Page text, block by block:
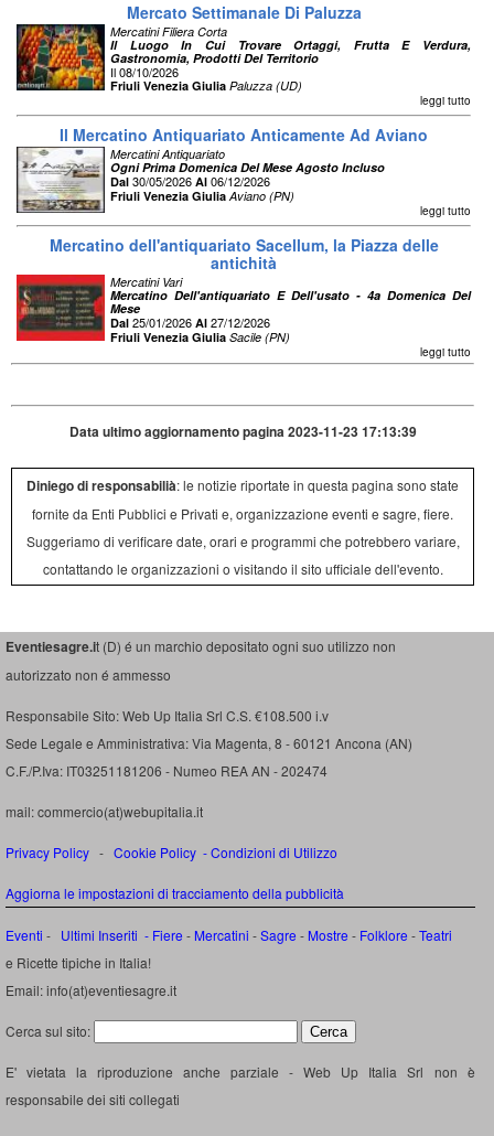
Mercato Settimanale Di Paluzza
Mercatini Filiera Corta
Il Luogo In Cui Trovare Ortaggi, Frutta E Verdura,
Gastronomia, Prodotti Del Territorio
Il 08/10/2026
Friuli Venezia Giulia Paluzza (UD)
leggi tutto
Il Mercatino Antiquariato Anticamente Ad Aviano
Mercatini Antiquariato
Ogni Prima Domenica Del Mese Agosto Incluso
Dal 30/05/2026 Al 06/12/2026
Friuli Venezia Giulia Aviano (PN)
leggi tutto
Mercatino dell'antiquariato Sacellum, la Piazza delle
antichità
Mercatini Vari
Mercatino Dell'antiquariato E Dell'usato - 4a Domenica Del
Mese
Dal 25/01/2026 Al 27/12/2026
Friuli Venezia Giulia Sacile (PN)
leggi tutto
Data ultimo aggiornamento pagina 2023-11-23 17:13:39
Diniego di responsabilià: le notizie riportate in questa pagina sono state
fornite da Enti Pubblici e Privati e, organizzazione eventi e sagre, fiere.
Suggeriamo di verificare date, orari e programmi che potrebbero variare,
contattando le organizzazioni o visitando il sito ufficiale dell'evento.
Eventiesagre.it (D) é un marchio depositato ogni suo utilizzo non
autorizzato non é ammesso
Responsabile Sito: Web Up Italia Srl C.S. €108.500 i.v
Sede Legale e Amministrativa: Via Magenta, 8 - 60121 Ancona (AN)
C.F./P.Iva: IT03251181206 - Numeo REA AN - 202474
mail: commercio(at)webupitalia.it
Privacy Policy - Cookie Policy -Condizioni di Utilizzo
Aggiorna le impostazioni di tracciamento della pubblicità
Eventi - Ultimi Inseriti - Fiere - Mercatini -Sagre - Mostre - Folklore -Teatri
e Ricette tipiche in Italia!
Email: info(at)eventiesagre.it
Cerca sul sito:
E' vietata la riproduzione anche parziale - Web Up Italia Srl non è
responsabile dei siti collegati